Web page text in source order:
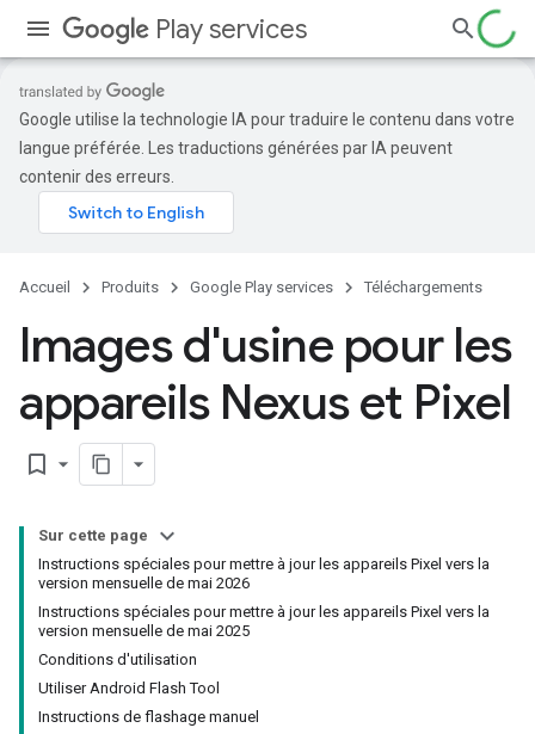
Play services
Google utilise la technologie IA pour traduire le contenu dans votre
langue préférée. Les traductions générées par IA peuvent
contenir des erreurs.
Accueil Produits Google Play services Téléchargements
Images d'usine pour les
appareils Nexus et Pixel
bookmark_border
Sur cette page
Instructions spéciales pour mettre à jour les appareils Pixel vers la
version mensuelle de mai 2026
Instructions spéciales pour mettre à jour les appareils Pixel vers la
version mensuelle de mai 2025
Conditions d'utilisation
Utiliser Android Flash Tool
Instructions de flashage manuel